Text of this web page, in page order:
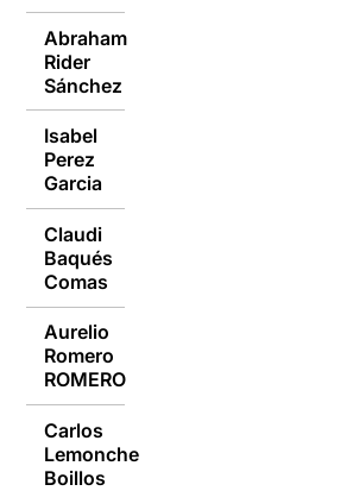
Abraham
Rider
Sánchez
Isabel
Perez
Garcia
Claudi
Baqués
Comas
Aurelio
Romero
ROMERO
Carlos
Lemonche
Boillos